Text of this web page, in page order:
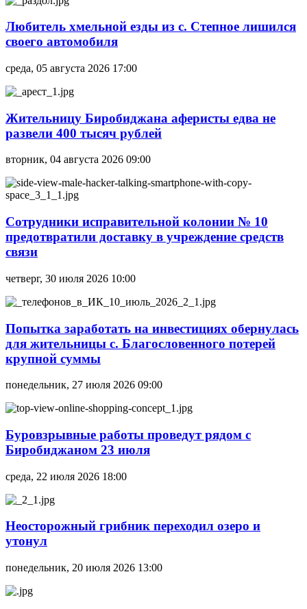
Любитель хмельной езды из с. Степное лишился
своего автомобиля
среда, 05 августа 2026 17:00
Жительницу Биробиджана аферисты едва не
развели 400 тысяч рублей
вторник, 04 августа 2026 09:00
Сотрудники исправительной колонии № 10
предотвратили доставку в учреждение средств
связи
четверг, 30 июля 2026 10:00
Попытка заработать на инвестициях обернулась
для жительницы с. Благословенного потерей
крупной суммы
понедельник, 27 июля 2026 09:00
Буровзрывные работы проведут рядом с
Биробиджаном 23 июля
среда, 22 июля 2026 18:00
Неосторожный грибник переходил озеро и
утонул
понедельник, 20 июля 2026 13:00